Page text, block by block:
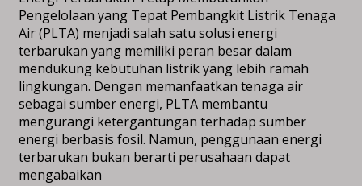
Pengelolaan yang Tepat Pembangkit Listrik Tenaga
Air (PLTA) menjadi salah satu solusi energi
terbarukan yang memiliki peran besar dalam
mendukung kebutuhan listrik yang lebih ramah
lingkungan. Dengan memanfaatkan tenaga air
sebagai sumber energi, PLTA membantu
mengurangi ketergantungan terhadap sumber
energi berbasis fosil. Namun, penggunaan energi
terbarukan bukan berarti perusahaan dapat
mengabaikan